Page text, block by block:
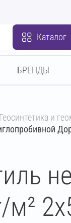
Каталог
БРЕНДЫ
геосинтетика и
м²